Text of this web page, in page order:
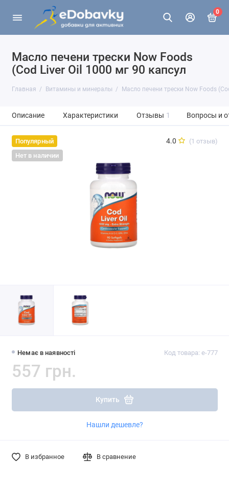
0
Масло печени трески Now Foods
(Cod Liver Oil 1000 мг 90 капсул
Главная Витамины и минералы Масло печени трески Now Foods
Описание Характеристики Отзывы 1 Вопросы и
Популярный
Нет в наличии
4.0 (1 отзыв)
Немає в наявності Код товара: e-777
557 грн.
Купить
Нашли дешевле?
В избранное В сравнение